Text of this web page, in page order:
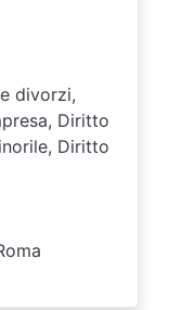
divorzi,
Diritto
Diritto